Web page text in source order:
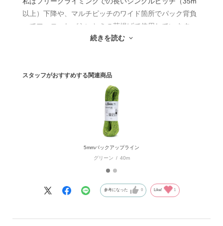
スタッフがおすすめする関連商品
5mmバックアップライン
グリーン
40m
以上）下降や、マルチピッチのワイド箇所でパック背負
ってフォローしづらいときの荷揚げで使用しています。
重量1m/21gと軽量で、12KN(1200kg)と十分な強度があ
ただ懸垂下降の使用には、径5mmのため特別な対処が必
私は懸垂下降にはリードで使用したメインロープのシン
グルで下降し、回収のロープ引き抜きをバックアップラ
理由は、径5mm対応の下降器がないこと、及びメインロ
ープとバックアップラインで通常懸垂下降を検証したと
クアップライン側の摩擦が小さく流れやすいためのよう
続きを読む
参考になった 0 Like! 1